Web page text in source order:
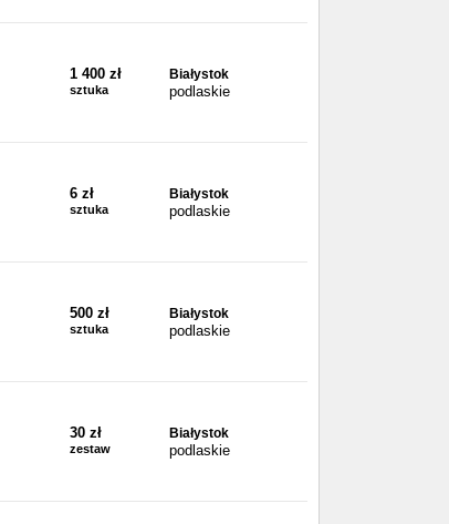
1 400 zł
sztuka
Białystok
podlaskie
6 zł
sztuka
Białystok
podlaskie
500 zł
sztuka
Białystok
podlaskie
30 zł
zestaw
Białystok
podlaskie